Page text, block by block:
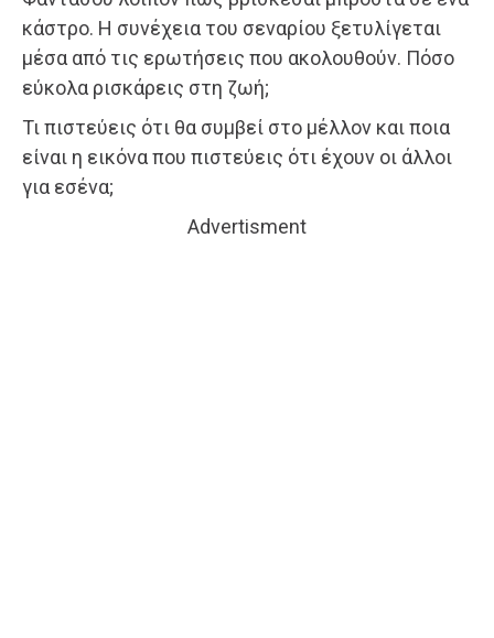
κάστρο. Η συνέχεια του σεναρίου ξετυλίγεται
μέσα από τις ερωτήσεις που ακολουθούν. Πόσο
εύκολα ρισκάρεις στη ζωή;
Τι πιστεύεις ότι θα συμβεί στο μέλλον και ποια
είναι η εικόνα που πιστεύεις ότι έχουν οι άλλοι
για εσένα;
Advertisment